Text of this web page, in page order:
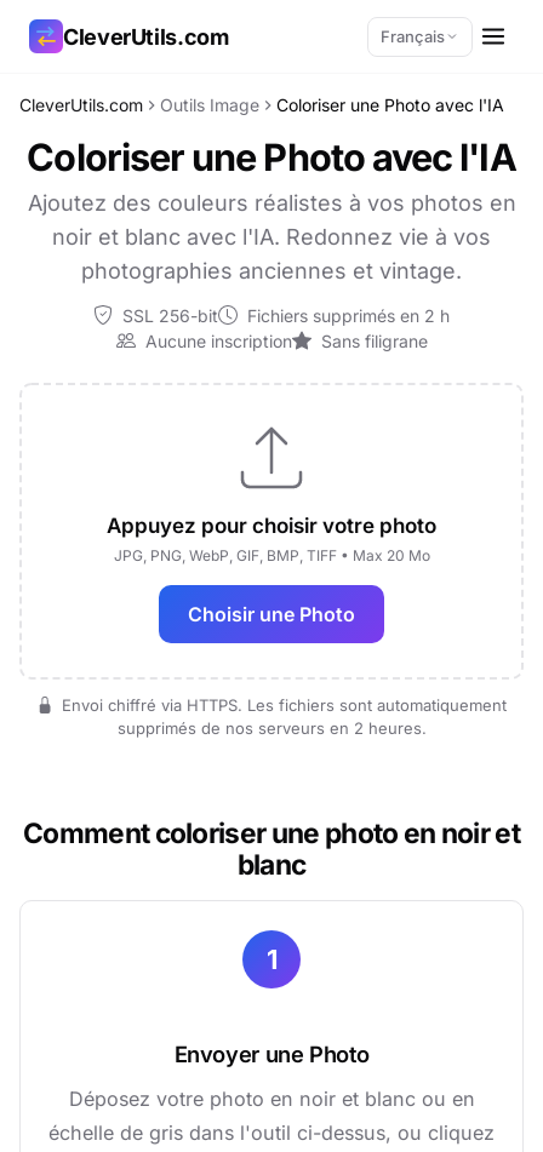
CleverUtils.com Français
CleverUtils.com Outils Image Coloriser une Photo avec l'IA
Coloriser une Photo avec l'IA
Ajoutez des couleurs réalistes à vos photos en
noir et blanc avec l'IA. Redonnez vie à vos
photographies anciennes et vintage.
SSL 256-bit
Fichiers supprimés en 2 h
Aucune inscription
Sans filigrane
Appuyez pour choisir votre photo
JPG, PNG, WebP, GIF, BMP, TIFF • Max 20 Mo
Choisir une Photo
Envoi chiffré via HTTPS. Les fichiers sont automatiquement
supprimés de nos serveurs en 2 heures.
Comment coloriser une photo en noir et
blanc
1
Envoyer une Photo
Déposez votre photo en noir et blanc ou en
échelle de gris dans l'outil ci-dessus, ou cliquez
Copier le lien